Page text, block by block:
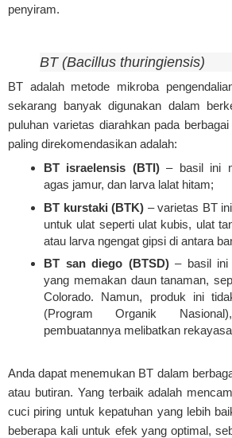
penyiram.
BT (Bacillus thuringiensis)
BT adalah metode mikroba
sekarang banyak digunakan dalam
puluhan varietas diarahkan pada
paling direkomendasikan adalah:
BT israelensis (BTI)– basil ini
agas jamur, dan larva lalat hitam;
BT kurstaki (BTK) – varietas BT
untuk ulat seperti ulat kubis, ulat
atau larva ngengat gipsi di antara
BT san diego (BTSD) – basil ini
yang memakan daun tanaman,
Colorado. Namun, produk ini
(Program Organik
pembuatannya melibatkan
Anda dapat menemukan BT dalam
atau butiran. Yang terbaik adalah
cuci piring untuk kepatuhan yang lebih
beberapa kali untuk efek yang optimal,